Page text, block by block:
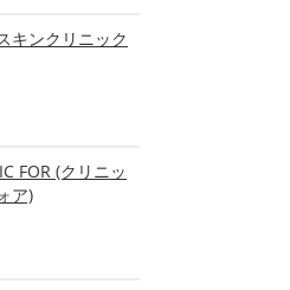
キンクリニック
FOR (クリニッ
ア)